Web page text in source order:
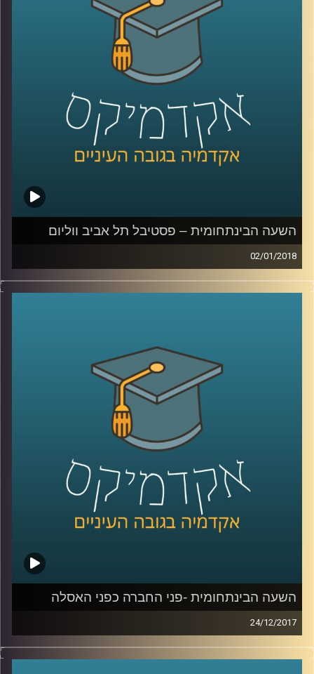
שולחים ארגונים אלו מחבלים שהופכים את
מרכזי הערים לשדה קרב מדמם. ד"ר מורן ירחי
עומדת על מאפייני שדה הקרב החדש, על
הזירות הנוספות שהתווספו למלחמה המסורתית
וכיצד הפך השיקול התדמיתי ללא פחות חשוב
מהמהלכים הטקטיים בשטח
.
קרדיט תמונות:AudioVersity
השעה הבינתחומית – פסטיבל תל אביב ווליום
02/01/2018
מקומה של המוזיקה האלקטרונית כבר לא מזמן רק במרתפים
חשוכים ובבמות האנדרגראונד, היא מתפתחת ללא הרף, חוצה
ועידת יום שתעסוק בנושאים החמים והרלוונטיים ביותר
בתעשייה ופסטיבל לילה שיתפרס בעשרות מועדונים ברחבי
העיר. אדם יחיאל ויוליה עזריה על עלייתה של המוזיקה
האלקטרונית למרכז הבמה, על מקומה של התעשייה בארץ ועל
האורחים שיגיעו מרחבי העולם
AudioVersity
השעה הבינתחומית -פני החברה כפני האסלה
24/12/2017
כשני מיליארד בני אדם בעולם סובלים ממחסור